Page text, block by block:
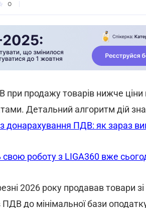
0
при продажу товарів нижче
Детальний алгоритм дій
донарахування ПДВ: як зараз
свою роботу з LIGA360 вже
2026 року продавав товари
до мінімальної бази